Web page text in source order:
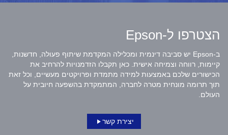
הצטרפו ל-Epson
ב-Epson יש סביבה דינמית ומכלילה המקדמת שיתוף פעולה, חדשנות,
קיימות, רווחה וצמיחה אישית. כאן תקבלו הזדמנויות להרחיב את
הכישורים שלכם באמצעות למידה מתמדת ופרויקטים מעשיים, וכל זאת
תוך תרומה מונחית מטרה לחברה, המתמקדת בהשפעה חיובית על
העולם.
יצירת קשר